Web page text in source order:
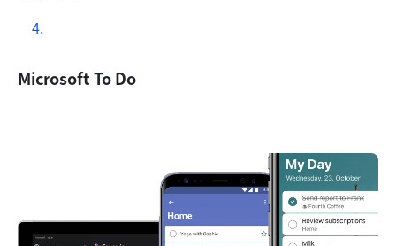
Microsoft To Do